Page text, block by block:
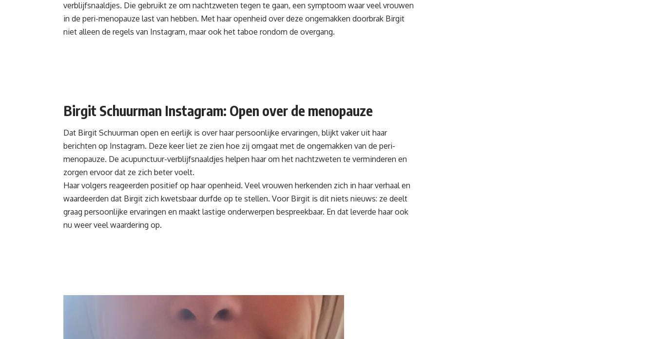
verblijfsnaaldjes. Die gebruikt ze om nachtzweten tegen te gaan, een symptoom waar veel vrouwen
in de peri-menopauze last van hebben. Met haar openheid over deze ongemakken doorbrak Birgit
niet alleen de regels van Instagram, maar ook het taboe rondom de overgang.
Birgit Schuurman Instagram: Open over de menopauze
Dat Birgit Schuurman open en eerlijk is over haar persoonlijke ervaringen, blijkt vaker uit haar
berichten op Instagram. Deze keer liet ze zien hoe zij omgaat met de ongemakken van de peri-
menopauze. De acupunctuur-verblijfsnaaldjes helpen haar om het nachtzweten te verminderen en
zorgen ervoor dat ze zich beter voelt.
Haar volgers reageerden positief op haar openheid. Veel vrouwen herkenden zich in haar verhaal en
waardeerden dat Birgit zich kwetsbaar durfde op te stellen. Voor Birgit is dit niets nieuws: ze deelt
graag persoonlijke ervaringen en maakt lastige onderwerpen bespreekbaar. En dat leverde haar ook
nu weer veel waardering op.